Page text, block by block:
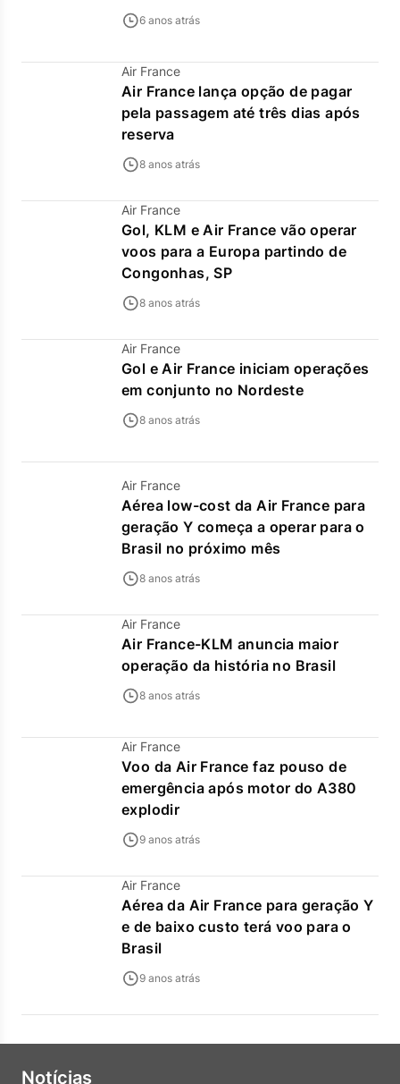
6 anos atrás
Air France
Air France lança opção de pagar
pela passagem até três dias após
reserva
8 anos atrás
Air France
Gol, KLM e Air France vão operar
voos para a Europa partindo de
Congonhas, SP
8 anos atrás
Air France
Gol e Air France iniciam operações
em conjunto no Nordeste
8 anos atrás
Air France
Aérea low-cost da Air France para
geração Y começa a operar para o
Brasil no próximo mês
8 anos atrás
Air France
Air France-KLM anuncia maior
operação da história no Brasil
8 anos atrás
Air France
Voo da Air France faz pouso de
emergência após motor do A380
explodir
9 anos atrás
Air France
Aérea da Air France para geração Y
e de baixo custo terá voo para o
Brasil
9 anos atrás
Notícias